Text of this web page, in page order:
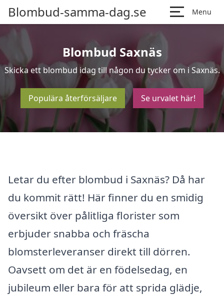
Blombud-samma-dag.se Menu
Blombud Saxnäs
Skicka ett blombud idag till någon du tycker om i Saxnäs.
Populära återförsäljare Se urvalet här!
Letar du efter blombud i Saxnäs? Då har
du kommit rätt! Här finner du en smidig
översikt över pålitliga florister som
erbjuder snabba och fräscha
blomsterleveranser direkt till dörren.
Oavsett om det är en födelsedag, en
jubileum eller bara för att sprida glädje,